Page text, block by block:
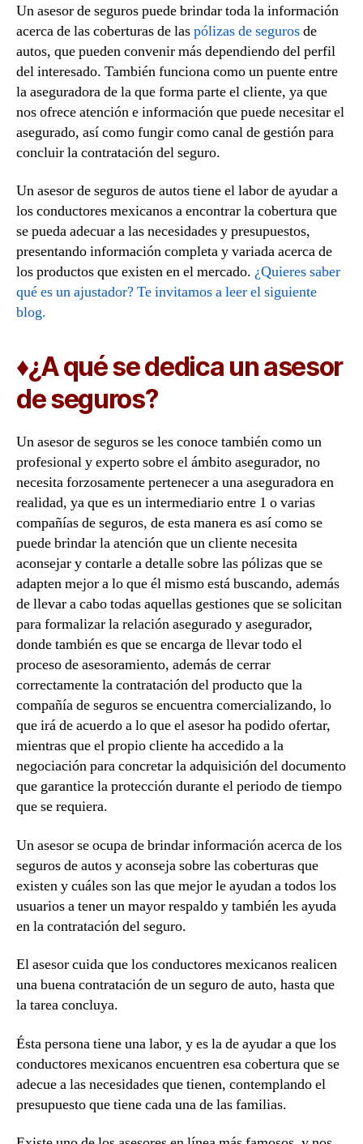
Un asesor de seguros puede brindar toda la información
acerca de las coberturas de laspólizas de segurosde
autos, que pueden convenir más dependiendo del perfil
del interesado. También funciona como un puente entre
la aseguradora de la que forma parte el cliente, ya que
nos ofrece atención e información que puede necesitar el
asegurado, así como fungir como canal de gestión para
concluir la contratación del seguro.
Un asesor de seguros de autos tiene el labor de ayudar a
los conductores mexicanos a encontrar la cobertura que
se pueda adecuar a las necesidades y presupuestos,
presentando información completa y variada acerca de
los productos que existen en el mercado. ¿Quieres saber
qué es un ajustador? Te invitamos a leer el siguiente
blog.
♦¿A qué se dedica un asesor
de seguros?
Un asesor de seguros se les conoce también como un
profesional y experto sobre el ámbito asegurador, no
necesita forzosamente pertenecer a una aseguradora en
realidad, ya que es un intermediario entre 1 o varias
compañías de seguros, de esta manera es así como se
puede brindar la atención que un cliente necesita
aconsejar y contarle a detalle sobre las pólizas que se
adapten mejor a lo que él mismo está buscando, además
de llevar a cabo todas aquellas gestiones que se solicitan
para formalizar la relación asegurado y asegurador,
donde también es que se encarga de llevar todo el
proceso de asesoramiento, además de cerrar
correctamente la contratación del producto que la
compañía de seguros se encuentra comercializando, lo
que irá de acuerdo a lo que el asesor ha podido ofertar,
mientras que el propio cliente ha accedido a la
negociación para concretar la adquisición del documento
que garantice la protección durante el periodo de tiempo
que se requiera.
Un asesor se ocupa de brindar información acerca de los
seguros de autos y aconseja sobre las coberturas que
existen y cuáles son las que mejor le ayudan a todos los
usuarios a tener un mayor respaldo y también les ayuda
en la contratación del seguro.
El asesor cuida que los conductores mexicanos realicen
una buena contratación de un seguro de auto, hasta que
la tarea concluya.
Ésta persona tiene una labor, y es la de ayudar a que los
conductores mexicanos encuentren esa cobertura que se
adecue a las necesidades que tienen, contemplando el
presupuesto que tiene cada una de las familias.